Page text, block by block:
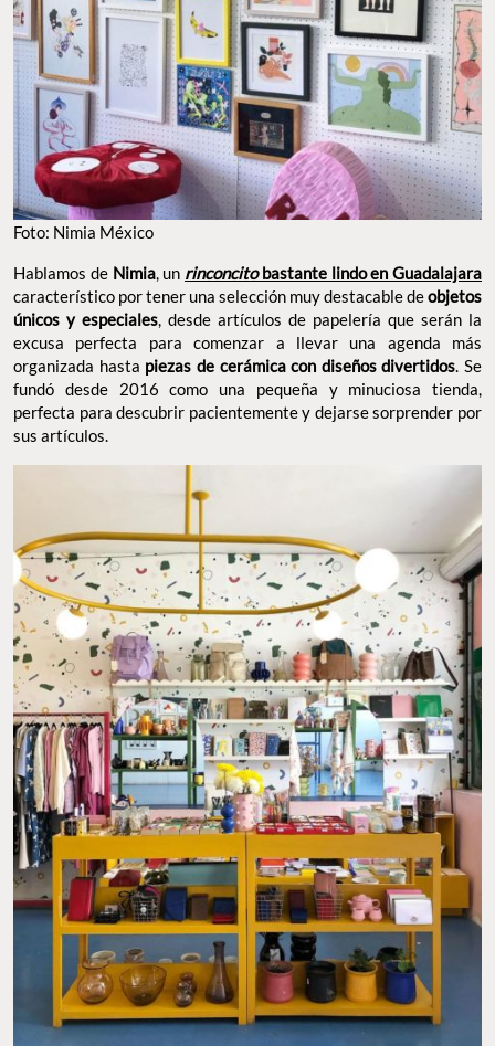
Foto: Nimia México
Hablamos de Nimia, un rinconcitobastante lindo en Guadalajara
característico por tener una selección muy destacable deobjetos
únicos y especiales, desde artículos de papelería que serán la
excusa perfecta para comenzar a llevar una agenda más
organizada hasta piezas de cerámica con diseños divertidos. Se
fundó desde 2016 como una pequeña y minuciosa tienda,
perfecta para descubrir pacientemente y dejarse sorprender por
sus artículos.